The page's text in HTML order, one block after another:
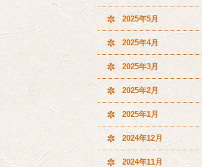
2025年5月
2025年4月
2025年3月
2025年2月
2025年1月
2024年12月
2024年11月